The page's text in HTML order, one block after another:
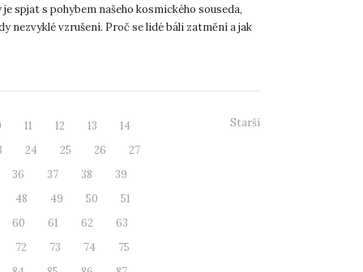
spjat s pohybem našeho kosmického souseda,
nezvyklé vzrušení. Proč se lidé báli zatmění a jak
11 12 13
14
24 25 26
27
36
37 38
39
48
49 50
51
60
61 62
63
72
73 74
75
Starší